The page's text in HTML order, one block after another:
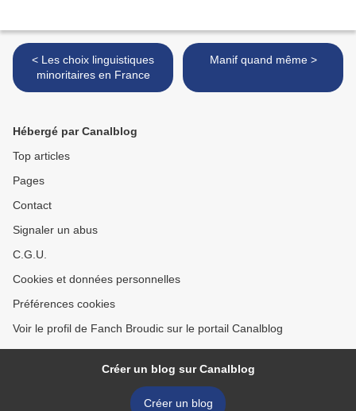
< Les choix linguistiques
minoritaires en France
Manif quand même >
Hébergé par Canalblog
Top articles
Pages
Contact
Signaler un abus
C.G.U.
Cookies et données personnelles
Préférences cookies
Voir le profil de Fanch Broudic sur le portail Canalblog
Créer un blog sur Canalblog
Créer un blog